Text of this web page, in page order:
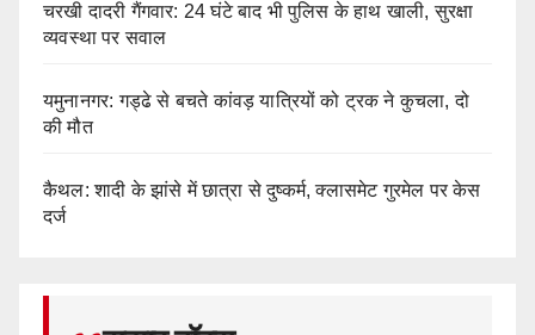
चरखी दादरी गैंगवार: 24 घंटे बाद भी पुलिस के हाथ खाली, सुरक्षा
व्यवस्था पर सवाल
यमुनानगर: गड्ढे से बचते कांवड़ यात्रियों को ट्रक ने कुचला, दो
की मौत
कैथल: शादी के झांसे में छात्रा से दुष्कर्म, क्लासमेट गुरमेल पर केस
दर्ज